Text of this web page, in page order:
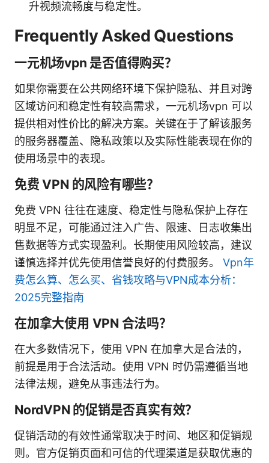
升视频流畅度与稳定性。
Frequently Asked Questions
一元机场vpn 是否值得购买？
如果你需要在公共网络环境下保护隐私、并且对跨
区域访问和稳定性有较高需求，一元机场vpn 可以
提供相对性价比的解决方案。关键在于了解该服务
的服务器覆盖、隐私政策以及实际性能表现在你的
使用场景中的表现。
免费 VPN 的风险有哪些？
免费 VPN 往往在速度、稳定性与隐私保护上存在
明显不足，可能通过注入广告、限速、日志收集出
售数据等方式实现盈利。长期使用风险较高，建议
谨慎选择并优先使用信誉良好的付费服务。 Vpn年
费怎么算、怎么买、省钱攻略与VPN成本分析：
2025完整指南
在加拿大使用 VPN 合法吗？
在大多数情况下，使用 VPN 在加拿大是合法的，
前提是用于合法活动。使用 VPN 时仍需遵循当地
法律法规，避免从事违法行为。
NordVPN 的促销是否真实有效？
促销活动的有效性通常取决于时间、地区和促销规
则。官方促销页面和可信的代理渠道是获取优惠的